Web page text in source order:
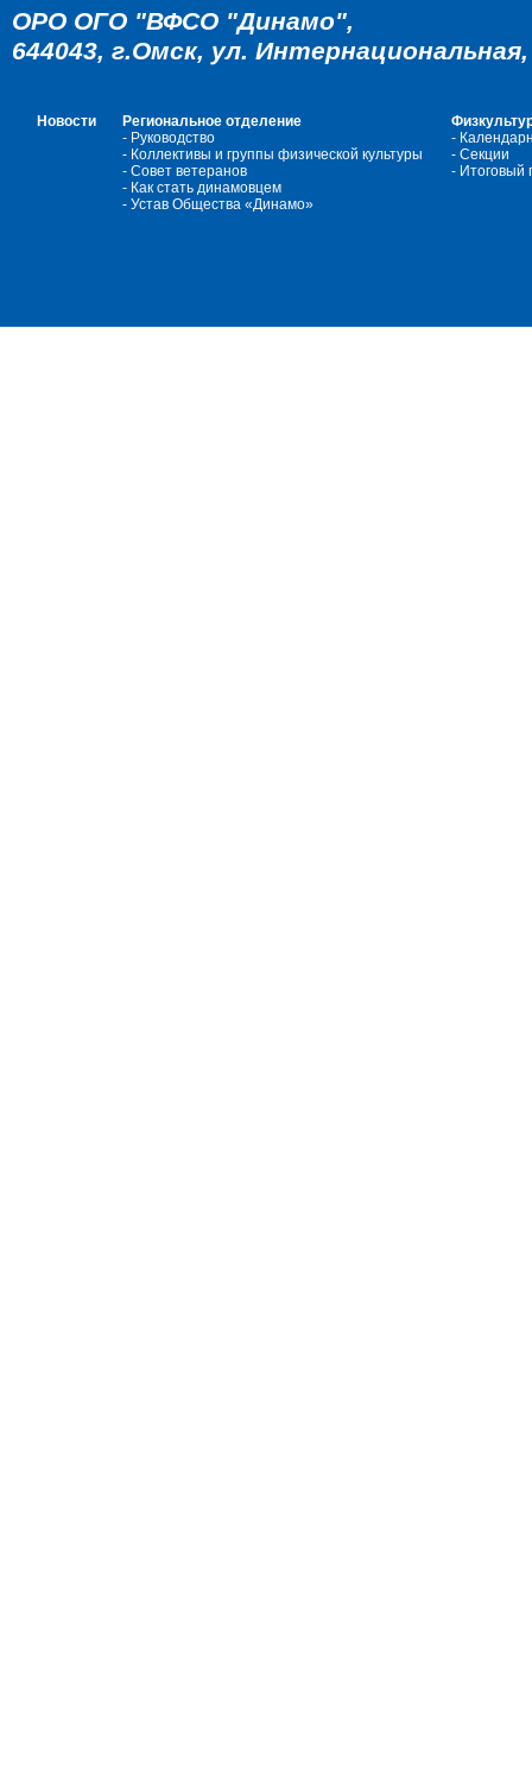
ОРО ОГО "ВФСО "Динамо",
644043, г.Омск, ул.
Новости
Региональное отделение
- Руководство
- Коллективы и группы физической культуры
- Совет ветеранов
- Как стать динамовцем
- Устав Общества «Динамо»
-
- Cекции
- Итоговый